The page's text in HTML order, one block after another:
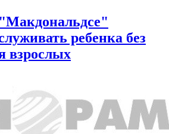
ребенка без
взрослых